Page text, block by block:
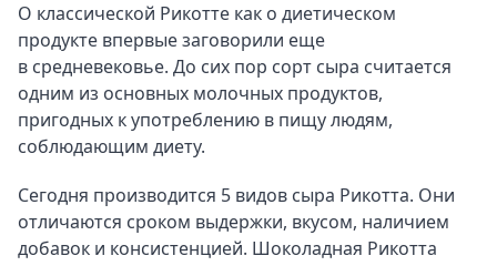
О классической Рикотте как о диетическом
продукте впервые заговорили еще
в средневековье. До сих пор сорт сыра считается
одним из основных молочных продуктов,
пригодных к употреблению в пищу людям,
соблюдающим диету.
Сегодня производится 5 видов сыра Рикотта. Они
отличаются сроком выдержки, вкусом, наличием
добавок и консистенцией. Шоколадная Рикотта